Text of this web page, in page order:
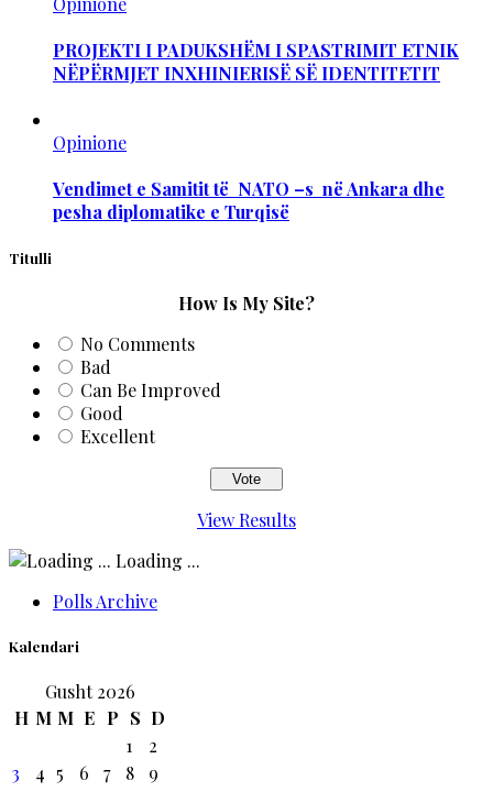
PROJEKTI I PADUKSHËM I SPASTRIMIT ETNIK
NËPËRMJET INXHINIERISË SË IDENTITETIT
Opinione
Vendimet e Samitit të NATO –s në Ankara dhe
pesha diplomatike e Turqisë
Titulli
How Is My Site?
No Comments
Bad
Can Be Improved
Good
Excellent
View Results
Loading ...
Polls Archive
Kalendari
Gusht 2026
H M M E P S D
1
2
3
4 5 6 7 8
9